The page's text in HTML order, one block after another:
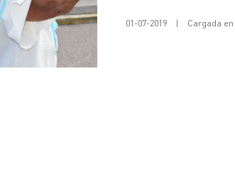
01-07-2019 | Cargada en